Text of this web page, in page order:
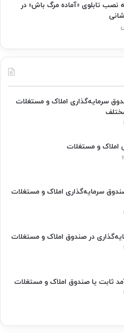
نصب تابلوی «آماده مرگ باش» در
سرمایه‌گذاری املاک و مستغلات
املاک و مستغلات
سرمایه‌گذاری املاک و مستغلات
در صندوق املاک و مستغلات
ثابت یا صندوق املاک و مستغلات